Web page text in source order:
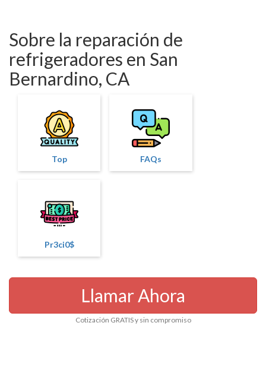
Sobre la reparación de
refrigeradores en San
Bernardino, CA
Top FAQs
Pr3ci0$
Llamar Ahora
Cotización GRATIS y sin compromiso